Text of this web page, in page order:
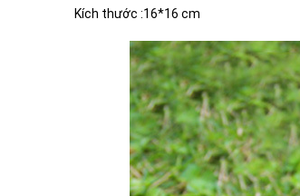
Kích thước :16*16 cm